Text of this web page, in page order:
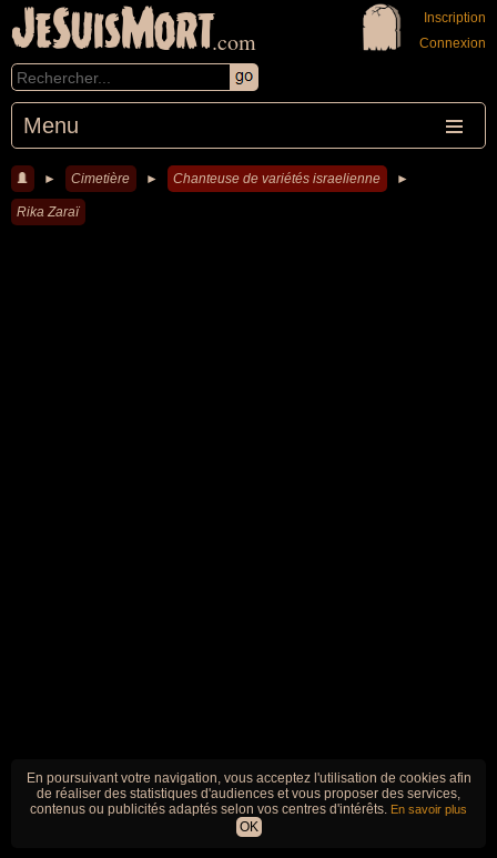
JeSuisMort.com
Menu
Inscription
Connexion
► Cimetière ► Chanteuse de variétés israelienne ►
Rika Zaraï
En poursuivant votre navigation, vous acceptez l'utilisation de cookies afin
de réaliser des statistiques d'audiences et vous proposer des services,
contenus ou publicités adaptés selon vos centres d'intérêts. En savoir plus
OK